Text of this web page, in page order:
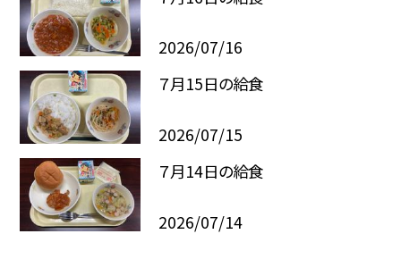
2026/07/16
７月15日の給食
2026/07/15
７月14日の給食
2026/07/14